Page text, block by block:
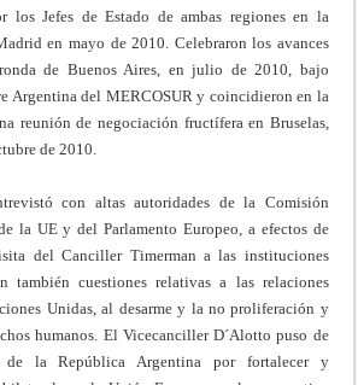
los Jefes de Estado de ambas regiones en la
en mayo de 2010. Celebraron los avances
de Buenos Aires, en julio de 2010, bajo
Argentina del MERCOSUR y coincidieron en la
reunión de negociación fructífera en Bruselas,
de 2010.
con altas autoridades de la Comisión
la UE y del Parlamento Europeo, a efectos de
del Canciller Timerman a las instituciones
también cuestiones relativas a las relaciones
Unidas, al desarme y la no proliferación y
humanos. El Vicecanciller D´Alotto puso de
de la República Argentina por fortalecer y